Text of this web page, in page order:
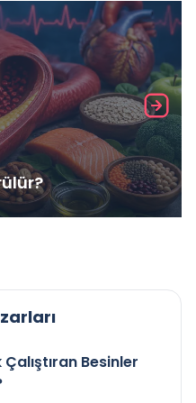
Çalıştıran Besinler